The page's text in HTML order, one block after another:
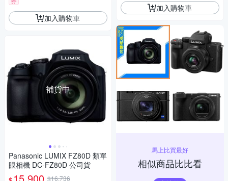
加入購物車
補貨中
Panasonic LUMIX FZ80D 類單
眼相機 DC-FZ80D 公司貨
$16,736
加入購物車
馬上比買最好
相似商品比比看